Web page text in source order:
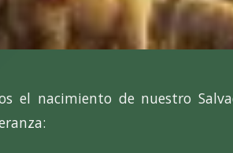
el nacimiento de nuestro